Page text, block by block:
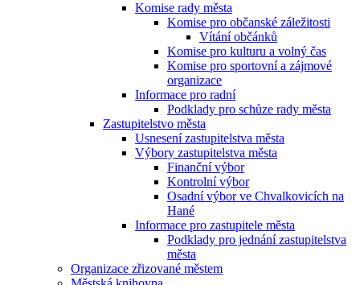
Komise rady města
Komise pro občanské záležitosti
Vítání občánků
Komise pro kulturu a volný čas
Komise pro sportovní a zájmové
organizace
Informace pro radní
Podklady pro schůze rady města
Zastupitelstvo města
Usnesení zastupitelstva města
Výbory zastupitelstva města
Finanční výbor
Kontrolní výbor
Osadní výbor ve Chvalkovicích na
Hané
Informace pro zastupitele města
Podklady pro jednání zastupitelstva
města
Organizace zřizované městem